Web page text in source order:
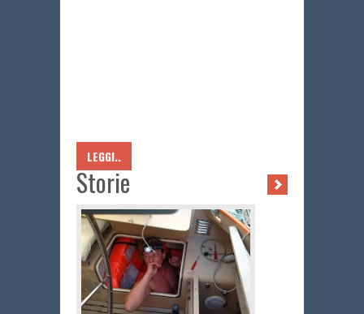
LEGGI..
Storie